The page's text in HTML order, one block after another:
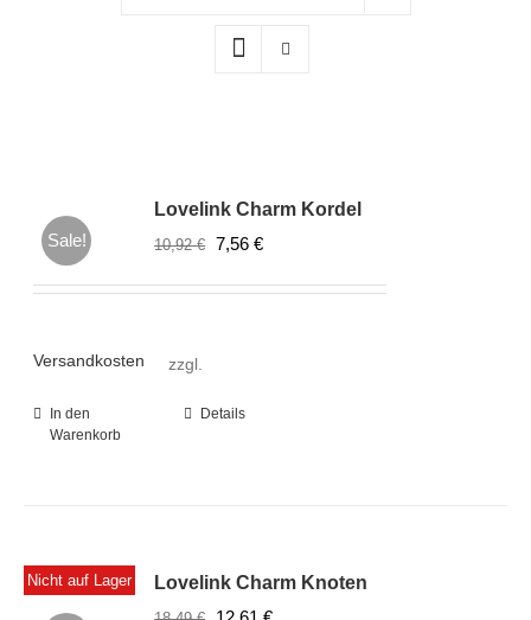
Sale!
Lovelink Charm Kordel
10,92€ Ursprünglicher
7,56€Aktueller
zzgl.
Versandkosten
In den
Warenkorb
Details
Nicht auf Lager Lovelink Charm Knoten
Ursprünglicher
Aktueller